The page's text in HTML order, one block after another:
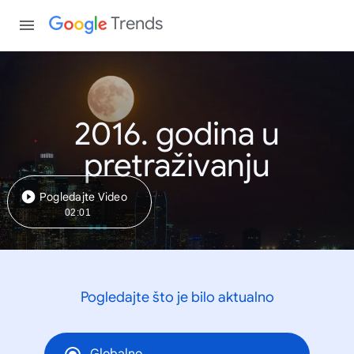
Trends
2016. godina u
pretraživanju
Pogledajte Video
02:01
Pogledajte što je bilo aktualno